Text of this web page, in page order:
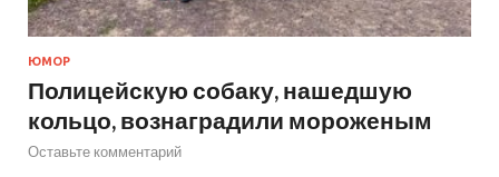
ЮМОР
Полицейскую собаку, нашедшую
кольцо, вознаградили мороженым
Оставьте комментарий